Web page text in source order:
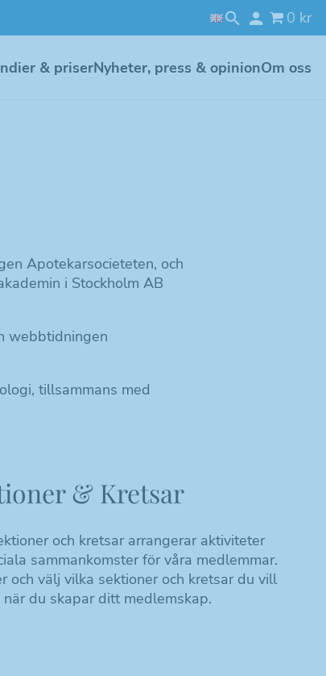
0 kr
& priserNyheter, press & opinionOm oss
Apotekarsocieteten, och
i Stockholm AB
webbtidningen
tillsammans med
& Kretsar
och kretsar arrangerar aktiviteter
sammankomster för våra medlemmar.
och välj vilka sektioner och kretsar du vill
du skapar ditt medlemskap.